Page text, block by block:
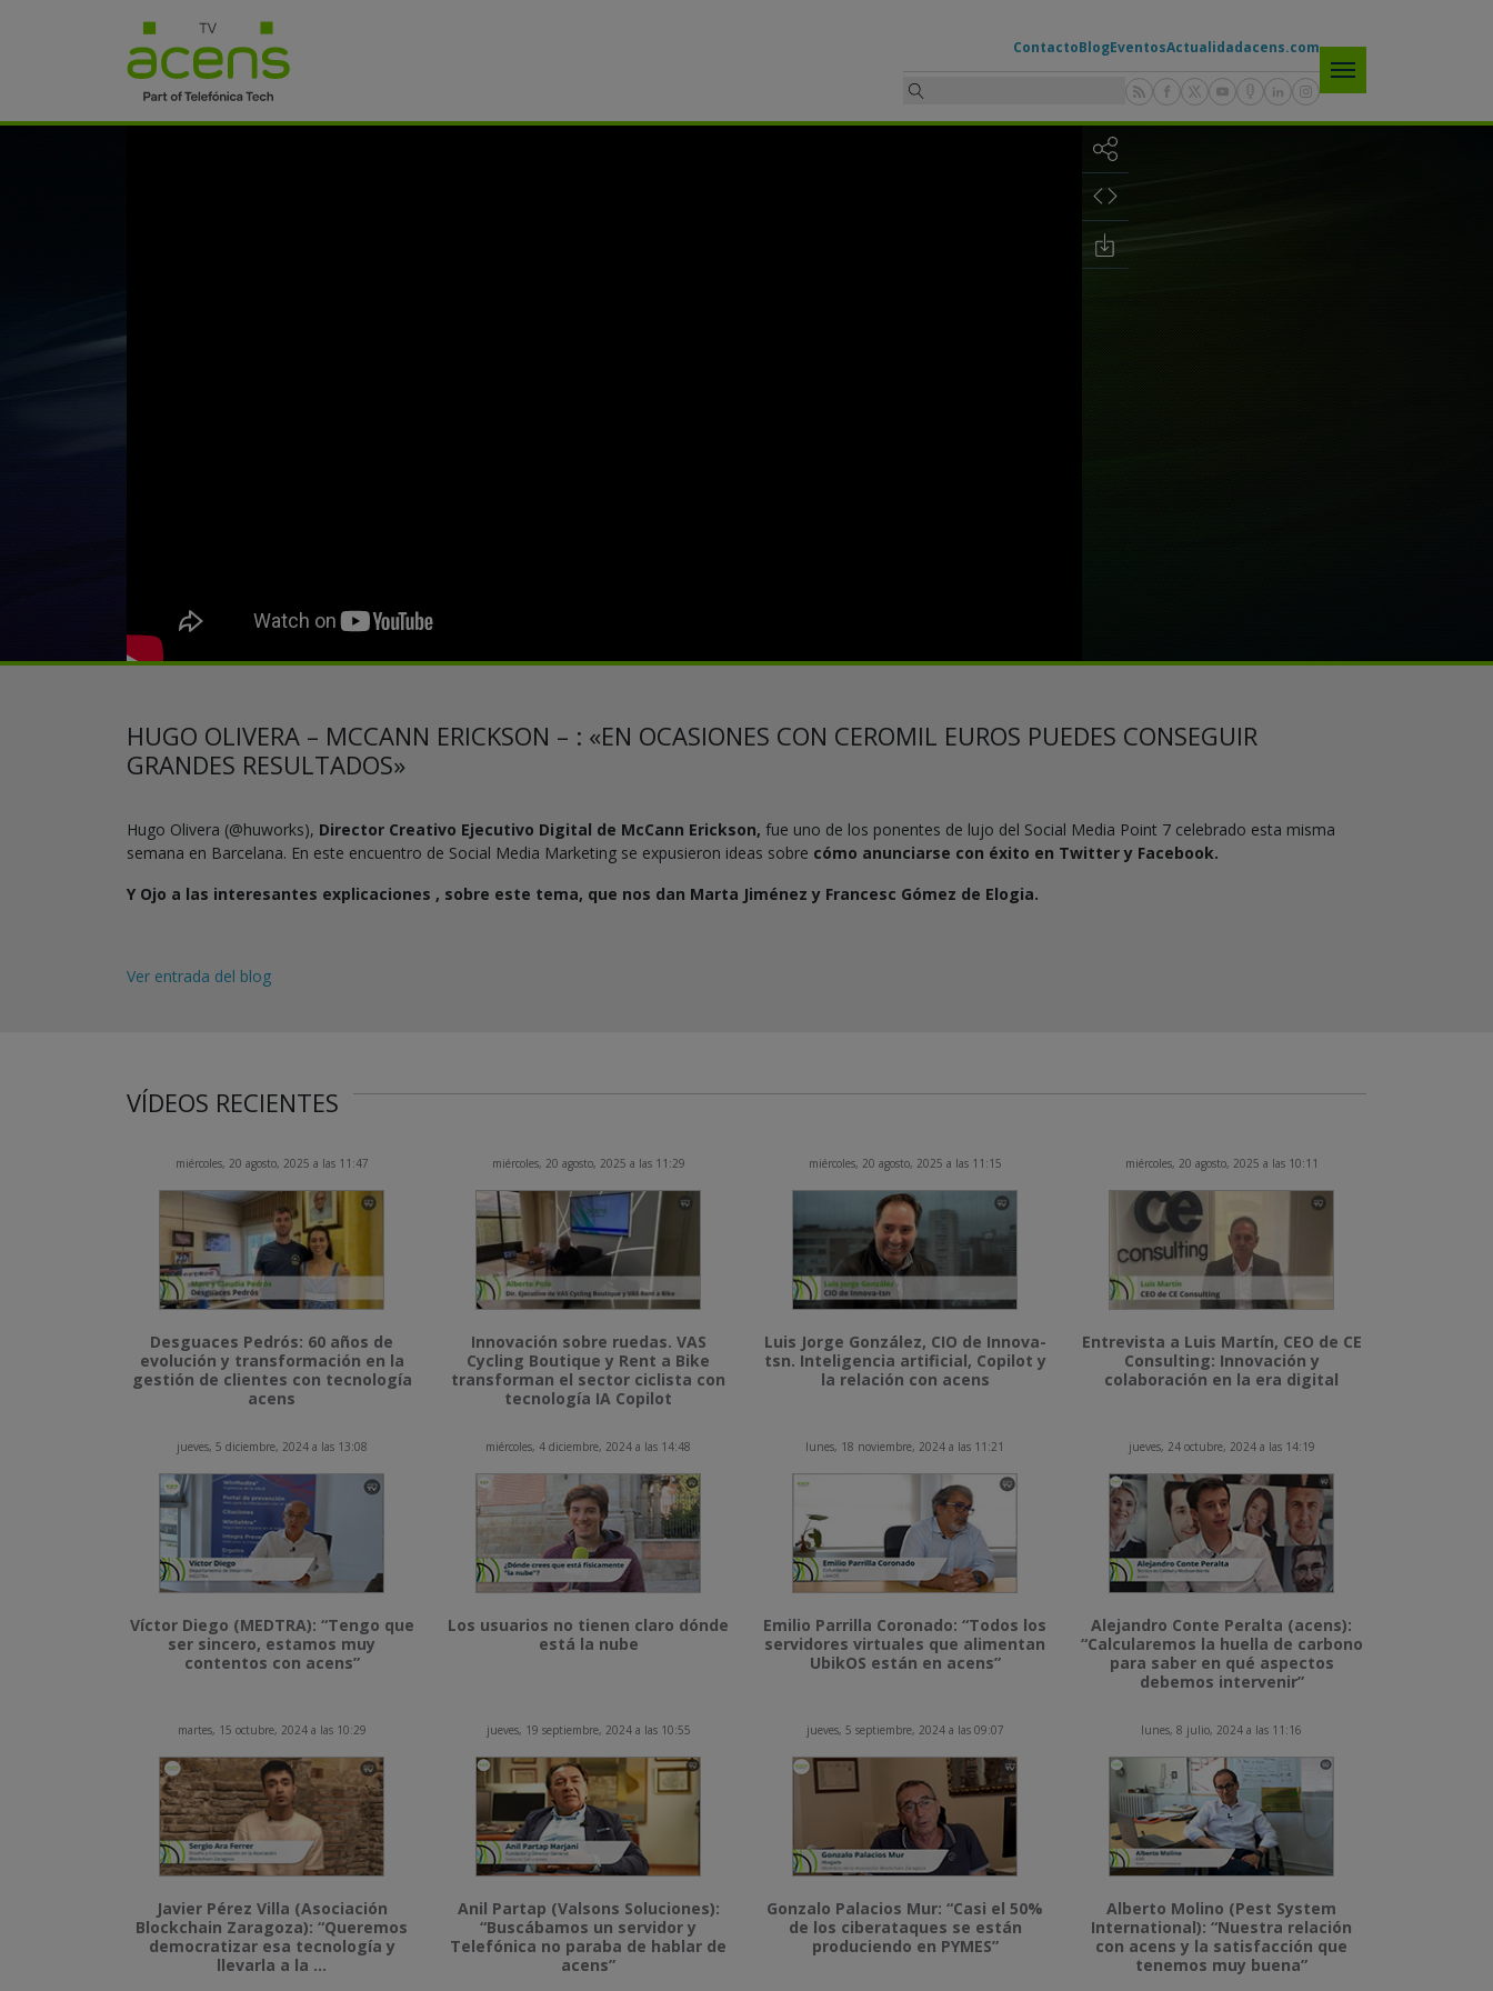
ContactoBlogEventosActualidadacens.com
HUGO OLIVERA – MCCANN ERICKSON – : «EN OCASIONES CON CEROMIL EUROS PUEDES CONSEGUIR
GRANDES RESULTADOS»
Hugo Olivera (@huworks), Director Creativo Ejecutivo Digital de McCann Erickson, fue uno de los ponentes de lujo del Social Media Point 7 celebrado esta misma
semana en Barcelana. En este encuentro de Social Media Marketing se expusieron ideas sobre cómo anunciarse con éxito en Twitter y Facebook.
Y Ojo a las interesantes explicaciones , sobre este tema, que nos dan Marta Jiménez y Francesc Gómez de Elogia.
Ver entrada del blog
VÍDEOS RECIENTES
miércoles, 20 agosto, 2025 a las 11:47
Desguaces Pedrós: 60 años de
evolución y transformación en la
gestión de clientes con tecnología
acens
miércoles, 20 agosto, 2025 a las 11:29
Innovación sobre ruedas. VAS
Cycling Boutique y Rent a Bike
transforman el sector ciclista con
tecnología IA Copilot
miércoles, 20 agosto, 2025 a las 11:15
Luis Jorge González, CIO de Innova-
tsn. Inteligencia artificial, Copilot y
la relación con acens
miércoles, 20 agosto, 2025 a las 10:11
Entrevista a Luis Martín, CEO de CE
Consulting: Innovación y
colaboración en la era digital
jueves, 5 diciembre, 2024 a las 13:08
Víctor Diego (MEDTRA): “Tengo que
ser sincero, estamos muy
contentos con acens”
miércoles, 4 diciembre, 2024 a las 14:48
Los usuarios no tienen claro dónde
está la nube
lunes, 18 noviembre, 2024 a las 11:21
Emilio Parrilla Coronado: “Todos los
servidores virtuales que alimentan
UbikOS están en acens”
jueves, 24 octubre, 2024 a las 14:19
Alejandro Conte Peralta (acens):
“Calcularemos la huella de carbono
para saber en qué aspectos
debemos intervenir”
martes, 15 octubre, 2024 a las 10:29
Javier Pérez Villa (Asociación
Blockchain Zaragoza): “Queremos
democratizar esa tecnología y
llevarla a la ...
jueves, 19 septiembre, 2024 a las 10:55
Anil Partap (Valsons Soluciones):
“Buscábamos un servidor y
Telefónica no paraba de hablar de
acens”
jueves, 5 septiembre, 2024 a las 09:07
Gonzalo Palacios Mur: “Casi el 50%
de los ciberataques se están
produciendo en PYMES”
lunes, 8 julio, 2024 a las 11:16
Alberto Molino (Pest System
International): “Nuestra relación
con acens y la satisfacción que
tenemos muy buena”